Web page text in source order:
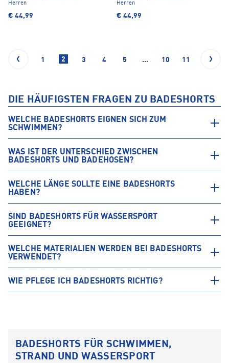
Herren
€ 44,99
Herren
€ 44,99
1 2 3 4 5 ... 10 11
DIE HÄUFIGSTEN FRAGEN ZU BADESHORTS
WELCHE BADESHORTS EIGNEN SICH ZUM
SCHWIMMEN?
WAS IST DER UNTERSCHIED ZWISCHEN
BADESHORTS UND BADEHOSEN?
WELCHE LÄNGE SOLLTE EINE BADESHORTS
HABEN?
SIND BADESHORTS FÜR WASSERSPORT
GEEIGNET?
WELCHE MATERIALIEN WERDEN BEI BADESHORTS
VERWENDET?
WIE PFLEGE ICH BADESHORTS RICHTIG?
BADESHORTS FÜR SCHWIMMEN,
STRAND UND WASSERSPORT